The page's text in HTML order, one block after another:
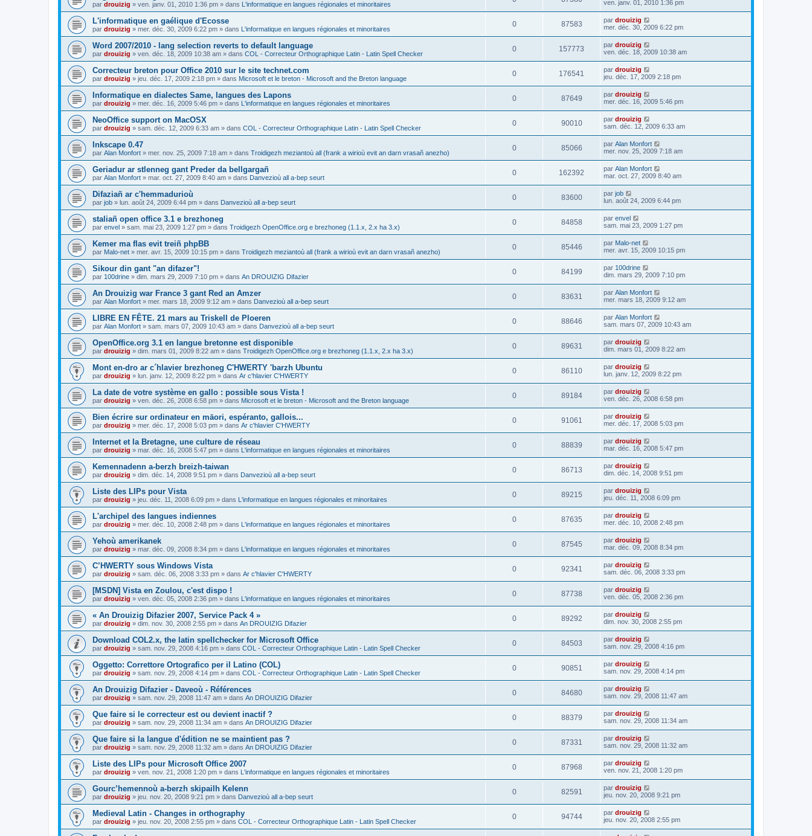
par drouizig » ven. janv. 01, 2010 1:36 pm » dans L'informatique en langues régionales et minoritaires
ven. janv. 01, 2010 1:36 pm
L'informatique en gaélique d'Ecosse
par drouizig » mer. déc. 30, 2009 6:22 pm » dans L'informatique en langues régionales et minoritaires
0 87583 par drouizig
mer. déc. 30, 2009 6:22 pm
Word 2007/2010 - lang selection reverts to default language
par drouizig » ven. déc. 18, 2009 10:38 am » dans COL - Correcteur Orthographique Latin - Latin Spell Checker
0 157773 par drouizig
ven. déc. 18, 2009 10:38 am
Correcteur breton pour Office 2010 sur le site technet.com
par drouizig » jeu. déc. 17, 2009 2:18 pm » dans Microsoft et le breton - Microsoft and the Breton language
0 176541 par drouizig
jeu. déc. 17, 2009 2:18 pm
Informatique en dialectes Same, langues des Lapons
par drouizig » mer. déc. 16, 2009 5:46 pm » dans L'informatique en langues régionales et minoritaires
0 87649 par drouizig
mer. déc. 16, 2009 5:46 pm
NeoOffice support on MacOSX
par drouizig » sam. déc. 12, 2009 6:33 am » dans COL - Correcteur Orthographique Latin - Latin Spell Checker
0 90010 par drouizig
sam. déc. 12, 2009 6:33 am
Inkscape 0.47
par Alan Monfort » mer. nov. 25, 2009 7:18 am » dans Troidigezh meziantoù all (frank a wirioù evit an darn vrasañ anezho)
0 85066 par Alan Monfort
mer. nov. 25, 2009 7:18 am
Geriadur ar stlenneg gant Preder da bellgargañ
par Alan Monfort » mar. oct. 27, 2009 8:40 am » dans Danvezioù all a-bep seurt
0 162392 par Alan Monfort
mar. oct. 27, 2009 8:40 am
Difaziañ ar c'hemmadurioù
par job » lun. août 24, 2009 6:44 pm » dans Danvezioù all a-bep seurt
0 83600 par job
lun. août 24, 2009 6:44 pm
staliañ open office 3.1 e brezhoneg
par envel » sam. mai 23, 2009 1:27 pm » dans Troidigezh OpenOffice.org e brezhoneg (1.1.x, 2.x ha 3.x)
0 84858 par envel
sam. mai 23, 2009 1:27 pm
Kemer ma flas evit treiñ phpBB
par Malo-net » mer. avr. 15, 2009 10:15 pm » dans Troidigezh meziantoù all (frank a wirioù evit an darn vrasañ anezho)
0 85446 par Malo-net
mer. avr. 15, 2009 10:15 pm
Sikour din gant "an difazer"!
par 100drine » dim. mars 29, 2009 7:10 pm » dans An DROUIZIG Difazier
0 84199 par 100drine
dim. mars 29, 2009 7:10 pm
An Drouizig war France 3 gant Red an Amzer
par Alan Monfort » mer. mars 18, 2009 9:12 am » dans Danvezioù all a-bep seurt
0 83631 par Alan Monfort
mer. mars 18, 2009 9:12 am
LIBRE EN FÊTE. 21 mars au Triskell de Ploeren
par Alan Monfort » sam. mars 07, 2009 10:43 am » dans Danvezioù all a-bep seurt
0 88646 par Alan Monfort
sam. mars 07, 2009 10:43 am
OpenOffice.org 3.1 en langue bretonne est disponible
par drouizig » dim. mars 01, 2009 8:22 am » dans Troidigezh OpenOffice.org e brezhoneg (1.1.x, 2.x ha 3.x)
0 89631 par drouizig
dim. mars 01, 2009 8:22 am
Mont en-dro ar c´hlavier brezhoneg C'HWERTY 'barzh Ubuntu
par drouizig » lun. janv. 12, 2009 8:22 pm » dans Ar c'hlavier C'HWERTY
0 86110 par drouizig
lun. janv. 12, 2009 8:22 pm
La date de votre système en gallo : possible sous Vista !
par drouizig » ven. déc. 26, 2008 6:58 pm » dans Microsoft et le breton - Microsoft and the Breton language
0 89184 par drouizig
ven. déc. 26, 2008 6:58 pm
Bien écrire sur ordinateur en māori, espéranto, gallois...
par drouizig » mer. déc. 17, 2008 5:03 pm » dans Ar c'hlavier C'HWERTY
0 91061 par drouizig
mer. déc. 17, 2008 5:03 pm
Internet et la Bretagne, une culture de réseau
par drouizig » mar. déc. 16, 2008 5:47 pm » dans L'informatique en langues régionales et minoritaires
0 88839 par drouizig
mar. déc. 16, 2008 5:47 pm
Kemennadenn a-berzh breizh-taiwan
par drouizig » dim. déc. 14, 2008 9:51 pm » dans Danvezioù all a-bep seurt
0 86713 par drouizig
dim. déc. 14, 2008 9:51 pm
Liste des LIPs pour Vista
par drouizig » jeu. déc. 11, 2008 6:09 pm » dans L'informatique en langues régionales et minoritaires
0 89215 par drouizig
jeu. déc. 11, 2008 6:09 pm
L'archipel des langues indiennes
par drouizig » mer. déc. 10, 2008 2:48 pm » dans L'informatique en langues régionales et minoritaires
0 87635 par drouizig
mer. déc. 10, 2008 2:48 pm
Yehoù amerikanek
par drouizig » mar. déc. 09, 2008 8:34 pm » dans L'informatique en langues régionales et minoritaires
0 87545 par drouizig
mar. déc. 09, 2008 8:34 pm
C’HWERTY sous Windows Vista
par drouizig » sam. déc. 06, 2008 3:33 pm » dans Ar c'hlavier C'HWERTY
0 92341 par drouizig
sam. déc. 06, 2008 3:33 pm
[MSDN] Vista en Zoulou, c'est dispo !
par drouizig » ven. déc. 05, 2008 2:36 pm » dans L'informatique en langues régionales et minoritaires
0 87738 par drouizig
ven. déc. 05, 2008 2:36 pm
« An Drouizig Difazier 2007, Service Pack 4 »
par drouizig » dim. nov. 30, 2008 2:55 pm » dans An DROUIZIG Difazier
0 89292 par drouizig
dim. nov. 30, 2008 2:55 pm
Download COL2.x, the latin spellchecker for Microsoft Office
par drouizig » sam. nov. 29, 2008 4:16 pm » dans COL - Correcteur Orthographique Latin - Latin Spell Checker
0 84503 par drouizig
sam. nov. 29, 2008 4:16 pm
Oggetto: Correttore Ortografico per il Latino (COL)
par drouizig » sam. nov. 29, 2008 4:14 pm » dans COL - Correcteur Orthographique Latin - Latin Spell Checker
0 90851 par drouizig
sam. nov. 29, 2008 4:14 pm
An Drouizig Difazier - Daveoù - Références
par drouizig » sam. nov. 29, 2008 11:47 am » dans An DROUIZIG Difazier
0 84680 par drouizig
sam. nov. 29, 2008 11:47 am
Que faire si le correcteur est ou devient inactif ?
par drouizig » sam. nov. 29, 2008 11:34 am » dans An DROUIZIG Difazier
0 88379 par drouizig
sam. nov. 29, 2008 11:34 am
Que faire si la langue d'édition ne se maintient pas ?
par drouizig » sam. nov. 29, 2008 11:32 am » dans An DROUIZIG Difazier
0 87331 par drouizig
sam. nov. 29, 2008 11:32 am
Liste des LIPs pour Microsoft Office 2007
par drouizig » ven. nov. 21, 2008 1:20 pm » dans L'informatique en langues régionales et minoritaires
0 87968 par drouizig
ven. nov. 21, 2008 1:20 pm
Gourc’hemennoù a-berzh skipailh Kelenn
par drouizig » jeu. nov. 20, 2008 9:21 pm » dans Danvezioù all a-bep seurt
0 82591 par drouizig
jeu. nov. 20, 2008 9:21 pm
Medieval Latin - Changes in orthography
par drouizig » jeu. nov. 20, 2008 2:55 pm » dans COL - Correcteur Orthographique Latin - Latin Spell Checker
0 94744 par drouizig
jeu. nov. 20, 2008 2:55 pm